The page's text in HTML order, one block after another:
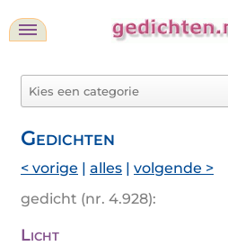
Gedichten
< vorige | alles | volgende >
gedicht (nr. 4.928):
Licht